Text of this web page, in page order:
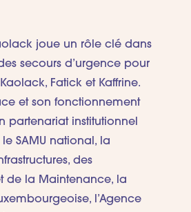
joue un rôle clé dans
secours d’urgence pour
Fatick et Kaffrine.
et son fonctionnement
partenariat institutionnel
SAMU national, la
des
de la Maintenance, la
l’Agence